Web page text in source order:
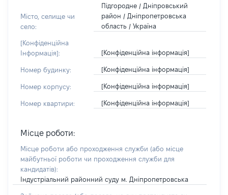
Місто, селище чи
село:
Підгородне / Дніпровський
район / Дніпропетровська
область / Україна
[Конфіденційна
Інформація]:
[Конфіденційна інформація]
Номер будинку: [Конфіденційна інформація]
Номер корпусу: [Конфіденційна інформація]
Номер квартири: [Конфіденційна інформація]
Місце роботи:
Місце роботи або проходження служби (або місце
майбутньої роботи чи проходження служби для
кандидатів):
Індустріальний районний суду м. Дніпропетровська